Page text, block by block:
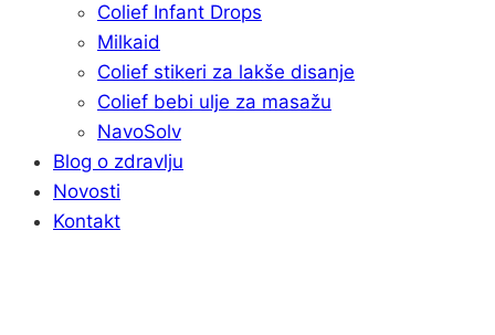
Colief Infant Drops
Milkaid
Colief stikeri za lakše disanje
Colief bebi ulje za masažu
NavoSolv
Blog o zdravlju
Novosti
Kontakt